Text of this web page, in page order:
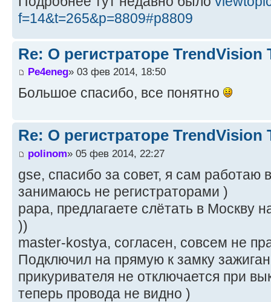
f=14&t=265&p=8809#p8809
Re: О регистраторе TrendVision
Pe4eneg» 03 фев 2014, 18:50
Большое спасибо, все понятно
Re: О регистраторе TrendVision
polinom» 05 фев 2014, 22:27
gse, спасибо за совет, я сам работаю
занимаюсь не регистраторами )
papa, предлагаете слётать в Москву
))
master-kostya, согласен, совсем не
Подключил на прямую к замку
прикуривателя не отключается при
теперь провода не видно )